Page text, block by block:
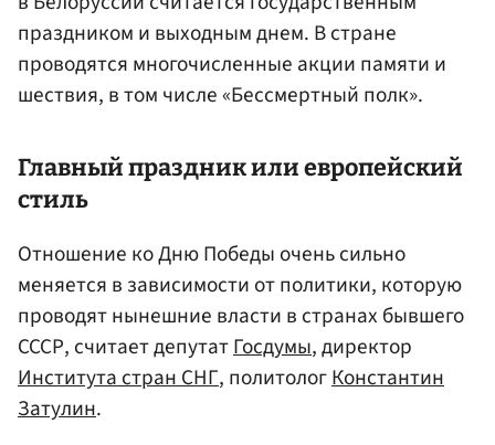
праздником и выходным днем. В стране
проводятся многочисленные акции памяти и
шествия, в том числе «Бессмертный полк».
Главный праздник или европейский
стиль
Отношение ко Дню Победы очень сильно
меняется в зависимости от политики, которую
проводят нынешние власти в странах бывшего
СССР, считает депутатГосдумы, директор
Института стран СНГ, политологКонстантин
Затулин.